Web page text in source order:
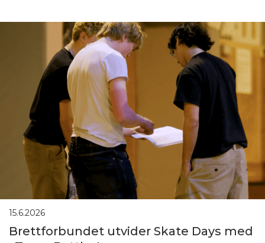
15.6.2026
Brettforbundet utvider Skate Days med